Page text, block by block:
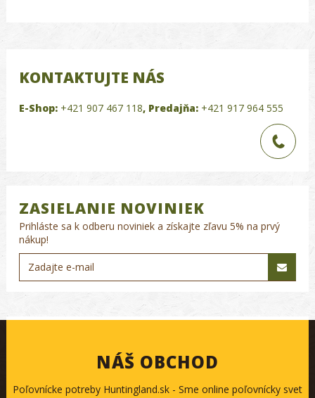
KONTAKTUJTE NÁS
E-Shop: +421 907 467 118, Predajňa: +421 917 964 555
ZASIELANIE NOVINIEK
Prihláste sa k odberu noviniek a získajte zľavu 5% na prvý
nákup!
NÁŠ OBCHOD
Poľovnícke potreby Huntingland.sk - Sme online poľovnícky svet